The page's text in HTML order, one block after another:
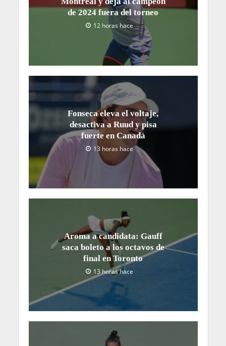
de 2024 fuera del torneo
12 horas hace
Fonseca eleva el voltaje,
desactiva a Ruud y pisa
fuerte en Canadá
13 horas hace
Aroma a candidata: Gauff
saca boleto a los octavos de
final en Toronto
13 horas hace